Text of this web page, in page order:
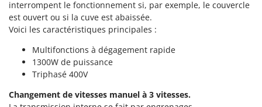
Nettoyeurs et Balais à vapeur
Nettoyeurs haute pression
Peignes vibreurs et Secoueurs à olives
Pelles rétros pour tracteur
FINI
Fiorentini
Fiskars
Flymo
Fontana Forni
Forest Master
interrompent le fonctionnement si, par exemple, le couvercle
est ouvert ou si la cuve est abaissée.
Voici les caractéristiques principales :
Multifonctions à dégagement rapide
1300W de puissance
Triphasé 400V
Changement de vitesses manuel à 3 vitesses.